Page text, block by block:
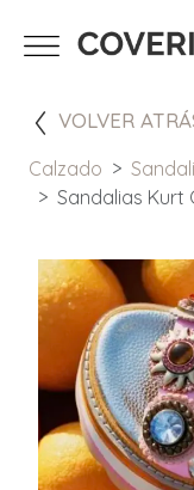
VOLVER
Calzado
Sandalias Kurt